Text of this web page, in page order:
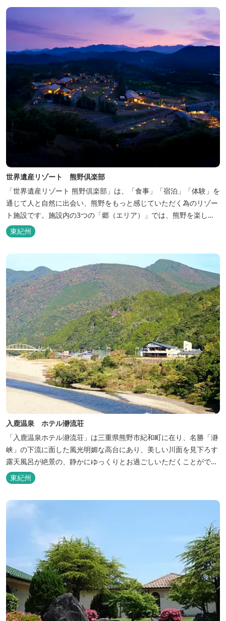
世界遺産リゾート 熊野倶楽部
「世界遺産リゾート 熊野倶楽部」は、「食事」「宿泊」「体験」を
通じて人と自然に出会い、熊野をもっと感じていただく為のリゾー
ト施設です。施設内の3つの「郷（エリア）」では、熊野を楽しむ
為の多彩なイベンを開催。施設内のいたるところに、熊野灘の青い
海や雄大な夕日の大パノラマ等、大自然を感じていただけるよう設
計しています。 当館は全室スイート、美食オールインクルーシブを
コンセプトとしております...
東紀州
入鹿温泉 ホテル瀞流荘
「入鹿温泉ホテル瀞流荘」は三重県熊野市紀和町に在り、名勝「瀞
峡」の下流に面した風光明媚な高台にあり、美しい川面を見下ろす
露天風呂が絶景の、静かにゆっくりとお過ごしいただくことができ
る温泉宿泊施設です。 熊野古道をはじめ、日本一の棚田と称される
丸山千枚田、赤木城跡、熊野本宮大社（熊野三山）、玉置神社が近
くに点在し、和歌山・奈良の遺産や名所からも近いことから観光ア
東紀州